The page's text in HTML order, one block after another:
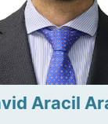
Aracil